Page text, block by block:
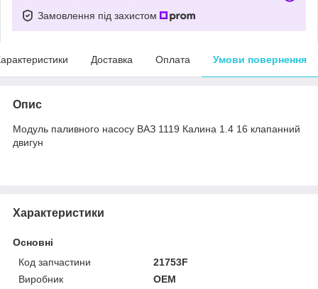
Замовлення під захистом
Доставка Оплата Умови повернення
Опис
Модуль паливного насосу ВАЗ 1119 Калина 1.4 16 клапанний
двигун
Характеристики
Основні
Код запчастини
21753F
Виробник
OEM